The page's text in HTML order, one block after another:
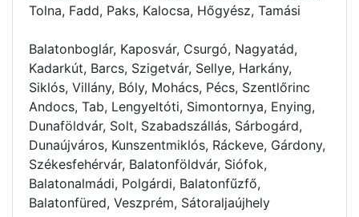
Tolna, Fadd, Paks, Kalocsa, Hőgyész, Tamási
Balatonboglár, Kaposvár, Csurgó, Nagyatád,
Kadarkút, Barcs, Szigetvár, Sellye, Harkány,
Siklós, Villány, Bóly, Mohács, Pécs, Szentlőrinc
Andocs, Tab, Lengyeltóti, Simontornya, Enying,
Dunaföldvár, Solt, Szabadszállás, Sárbogárd,
Dunaújváros, Kunszentmiklós, Ráckeve, Gárdony,
Székesfehérvár, Balatonföldvár, Siófok,
Balatonalmádi, Polgárdi, Balatonfűzfő,
Balatonfüred, Veszprém, Sátoraljaújhely